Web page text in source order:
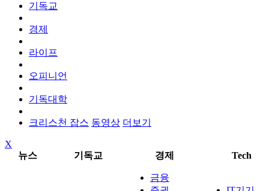
기독교
경제
라이프
오피니언
기독대학
크리스천 잡스 동영상 더보기
X
뉴스
기독교 경제 Tech
금융